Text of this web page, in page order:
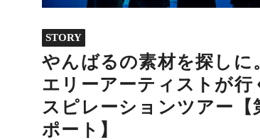
STORY
やんばるの素材を探しに
エリーアーティストが行
スピレーションツアー【
ポート】